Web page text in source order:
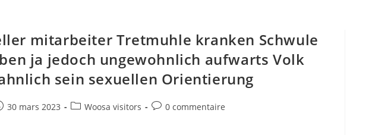
mitarbeiter Tretmuhle kranken Schwule
ja jedoch ungewohnlich aufwarts Volk
sein sexuellen Orientierung
30 mars 2023
PostWoosa visitors
Post0 commentaire